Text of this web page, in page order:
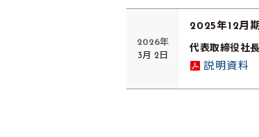
2026年
3月 2日
2025年12月
代表取締役社
説明資料